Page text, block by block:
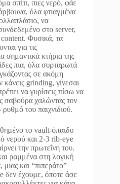
σπίτι, πιες νερό, φάε
όλα φτιαγμένα
να
στο server,
Φυσικά, τα
για τις
σημαντικά κτήρια της
πια, όλα συρταρωτά
σε ακόμη
grinding, γίνεσαι
να γυρίσεις πίσω να
σαβούρα χαλώντας τον
του παιχνιδιού.
το vault-όπαιδο
νερού και 2-3 rib-eye
την πρωτεΐνη του.
ραμμένα στη λογική
και “πιπεράτο”
δεν έχουμε, όποτε άσε